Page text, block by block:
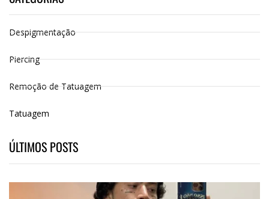
Despigmentação
Piercing
Remoção de Tatuagem
Tatuagem
ÚLTIMOS POSTS